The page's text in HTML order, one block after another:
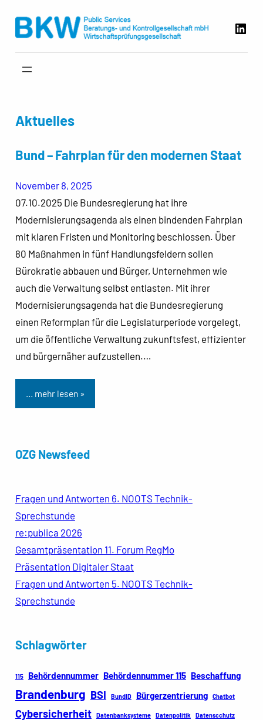
Inhalt
Aktuelles
Bund – Fahrplan für den modernen Staat
November 8, 2025
07.10.2025 Die Bundesregierung hat ihre
Modernisierungsagenda als einen bindenden Fahrplan
mit klaren Fristen und Monitoring beschlossen. Über
80 Maßnahmen in fünf Handlungsfeldern sollen
Bürokratie abbauen und Bürger, Unternehmen wie
auch die Verwaltung selbst entlasten. Mit ihrer
Modernisierungsagenda hat die Bundesregierung
einen Reformplan für die Legislaturperiode vorgelegt,
um die öffentliche Verwaltung zukunftsfest, effizienter
und bürgernäher aufzustellen.…
… mehr lesen »
OZG Newsfeed
Fragen und Antworten 6. NOOTS Technik-
Sprechstunde
re:publica 2026
Gesamtpräsentation 11. Forum RegMo
Präsentation Digitaler Staat
Fragen und Antworten 5. NOOTS Technik-
Sprechstunde
Schlagwörter
115 Behördennummer Behördennummer 115 Beschaffung
Brandenburg BSI BundID Bürgerzentrierung Chatbot
Cybersicherheit Datenbanksysteme Datenpolitik Datenscchutz